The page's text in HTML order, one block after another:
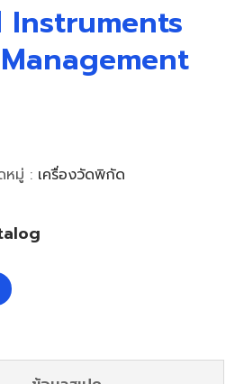
Instruments
หมู่ : เครื่องวัดพิกัด